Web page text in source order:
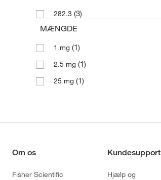
282.3 (3)
MÆNGDE
1 mg (1)
2.5 mg (1)
25 mg (1)
Om os
Fisher Scientific
Kundesupport
Hjælp og